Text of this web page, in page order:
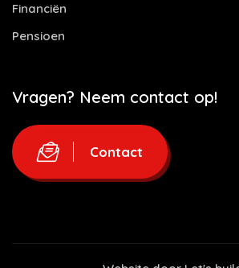
Financiën
Pensioen
Vragen? Neem contact op!
Contact